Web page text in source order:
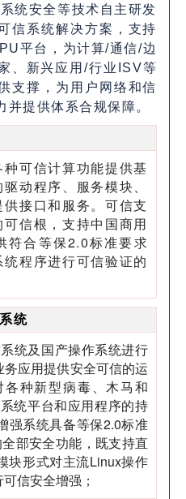
统安全等技术自主研发
信系统解决方案，支持
平台，为计算/通信/边
、新兴应用/行业ISV等
支撑，为用户网络和信
提供体系合规保障。
可信计算功能提供基
动程序、服务模块、
接口和服务。可信支
信根，支持中国商用
符合等保2.0标准要求
程序进行可信验证的
统
统及国产操作系统进行
应用提供安全可信的运
种新型病毒、木马和
统平台和应用程序的持
强系统具备等保2.0标准
部安全功能，既支持直
块形式对主流Linux操作
信安全增强；